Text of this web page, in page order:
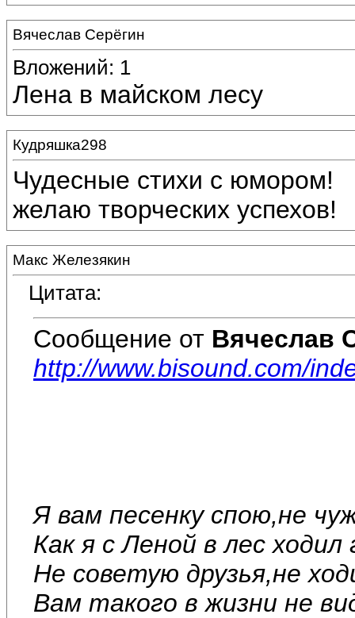
Вячеслав Серёгин
Вложений: 1
Лена в майском лесу
Кудряшка298
Чудесные стихи с юмором!
желаю творческих успехов!
Макс Железякин
Цитата:
Сообщение от Вячеслав
http://www.bisound.com/
Я вам песенку спою,не
Как я с Леной в лес ходил
Не советую друзья,не
Вам такого в жизни не